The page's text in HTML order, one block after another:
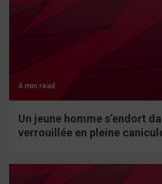
4 min read
Un jeune homme s’endort
verrouillée en pleine